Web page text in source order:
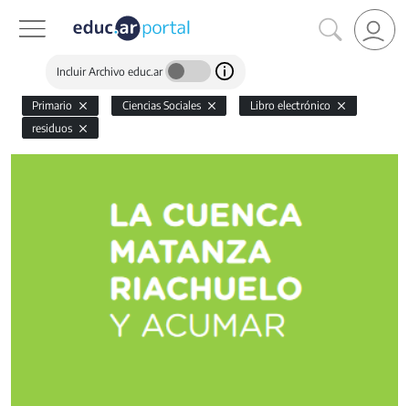
Incluir Archivo educ.ar
Primario Ciencias Sociales
Libro electrónico
residuos